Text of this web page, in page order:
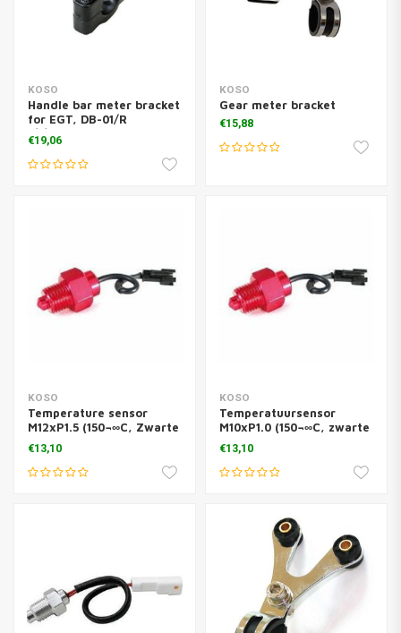
KOSO
Handle bar meter bracket
for EGT, DB-01/R
1/8\BE003K02
€19,06
KOSO
Gear meter bracket
€15,88
KOSO
Temperature sensor
M12xP1.5 (150¬∞C, Zwarte
connector)
€13,10
KOSO
Temperatuursensor
M10xP1.0 (150¬∞C, zwarte
connector)
€13,10